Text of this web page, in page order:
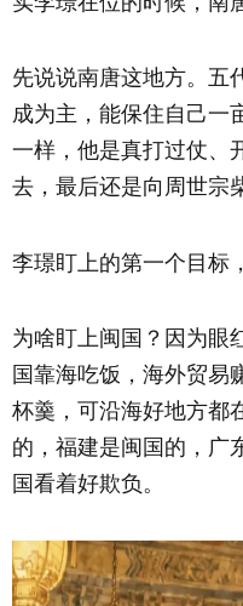
先说说南唐这地方。五
成为主，能保住自己一
一样，他是真打过仗、
去，最后还是向周世宗
李璟盯上的第一个目标
为啥盯上闽国？因为眼
国靠海吃饭，海外贸易
杯羹，可沿海好地方
的，福建是闽国的，广
国看着好欺负。